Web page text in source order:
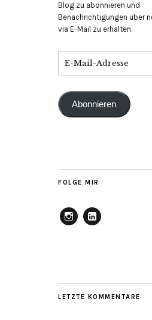
Blog zu abonnieren und
Benachrichtigungen über
via E-Mail zu erhalten.
Abonnieren
FOLGE MIR
LETZTE KOMMENTARE